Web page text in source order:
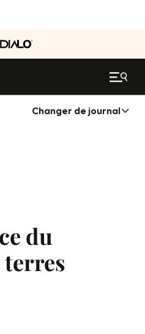
Changer de journal
du
terres